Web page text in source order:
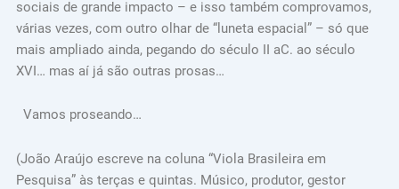
sociais de grande impacto – e isso também comprovamos,
várias vezes, com outro olhar de “luneta espacial” – só que
mais ampliado ainda, pegando do século II aC. ao século
XVI… mas aí já são outras prosas…
Vamos proseando…
(João Araújo escreve na coluna “Viola Brasileira em
Pesquisa” às terças e quintas. Músico, produtor, gestor